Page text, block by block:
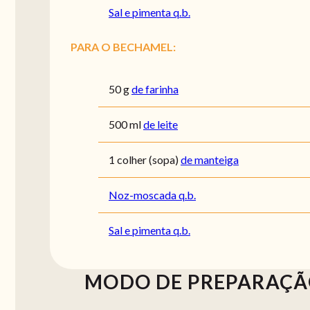
Sal e pimenta q.b.
PARA O BECHAMEL:
50gde farinha
500mlde leite
1 colher (sopa)de manteiga
Noz-moscada q.b.
Sal e pimenta q.b.
MODO DE